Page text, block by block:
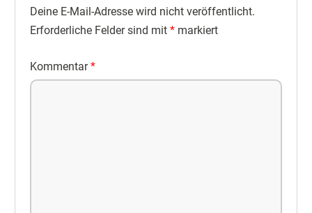
Deine E-Mail-Adresse wird nicht veröffentlicht.
Erforderliche Felder sind mit * markiert
Kommentar*